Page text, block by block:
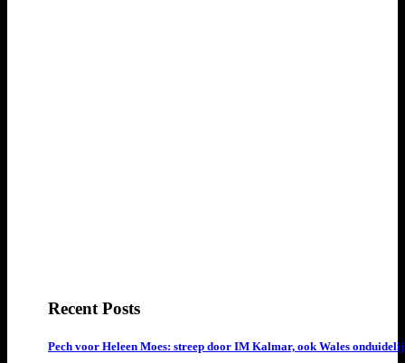
Recent Posts
Pech voor Heleen Moes: streep door IM Kalmar, ook Wales